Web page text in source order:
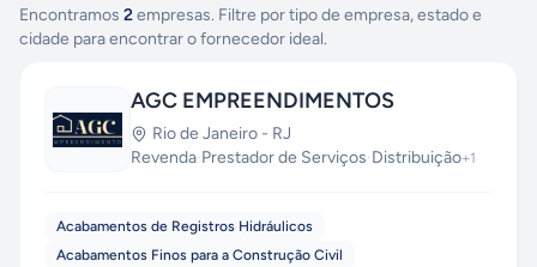
Encontramos 2empresas. Filtre por tipo de empresa, estado e
cidade para encontrar o fornecedor ideal.
AGC EMPREENDIMENTOS
Rio de Janeiro - RJ
Revenda·Prestador de Serviços·Distribuição+1
Acabamentos de Registros Hidráulicos
Acabamentos Finos para a Construção Civil